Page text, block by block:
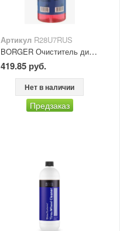
Артикул R28U7RUS
BORGER Очиститель дисков Rad Coda 0,6 кг
419.85 руб.
Нет в наличии
Предзаказ